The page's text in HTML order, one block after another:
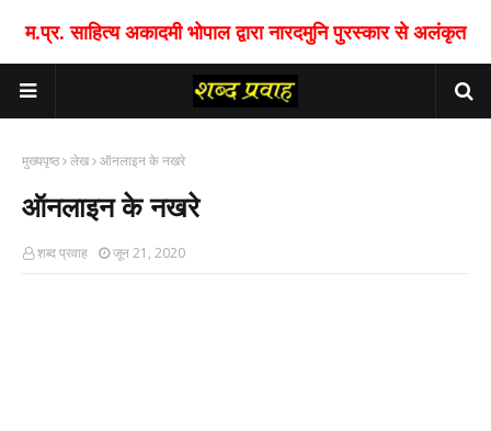
म.प्र. साहित्य अकादमी भोपाल द्वारा नारदमुनि पुरस्कार से अलंकृत
मुख्यपृष्ठ लेख ऑनलाइन के नखरे
ऑनलाइन के नखरे
शब्द प्रवाह जून 21, 2020